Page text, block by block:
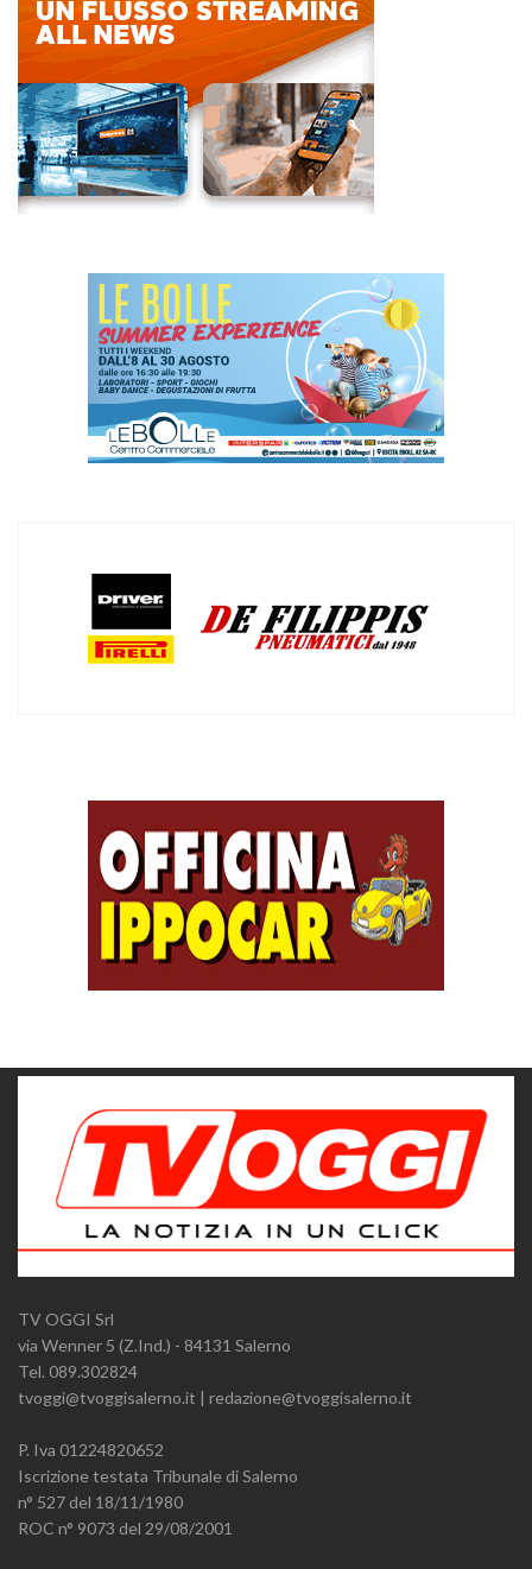
TV OGGI Srl
via Wenner 5 (Z.Ind.) - 84131 Salerno
Tel. 089.302824
tvoggi@tvoggisalerno.it | redazione@tvoggisalerno.it
P. Iva 01224820652
Iscrizione testata Tribunale di Salerno
n° 527 del 18/11/1980
ROC n° 9073 del 29/08/2001